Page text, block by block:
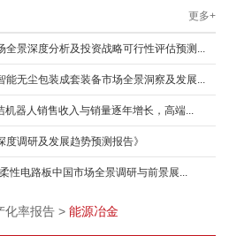
更多+
全景深度分析及投资战略可行性评估预测...
能无尘包装成套装备市场全景洞察及发展...
机器人销售收入与销量逐年增长，高端...
度调研及发展趋势预测报告》
性电路板中国市场全景调研与前景展...
化率报告 > 能源冶金